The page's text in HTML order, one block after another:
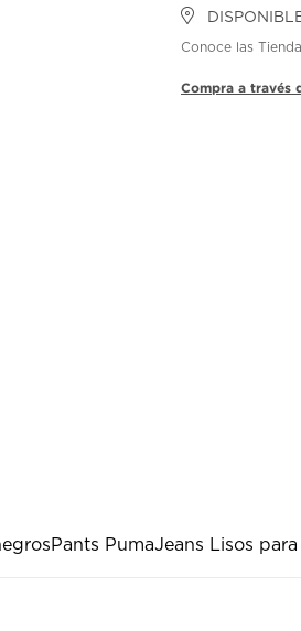
Conoce las
Compra a través
Pants PumaJeans Lisos